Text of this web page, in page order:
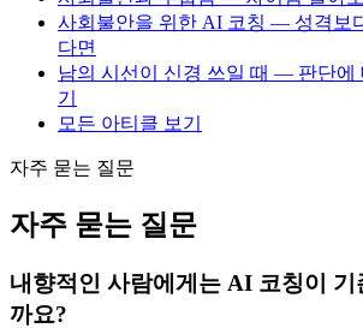
사회불안을 위한 AI 코칭 — 성격보
다면
남의 시선이 신경 쓰일 때 — 판단에
기
모든 아티클 보기
자주 묻는 질문
자주 묻는 질문
내향적인 사람에게는 AI 코칭이
까요?